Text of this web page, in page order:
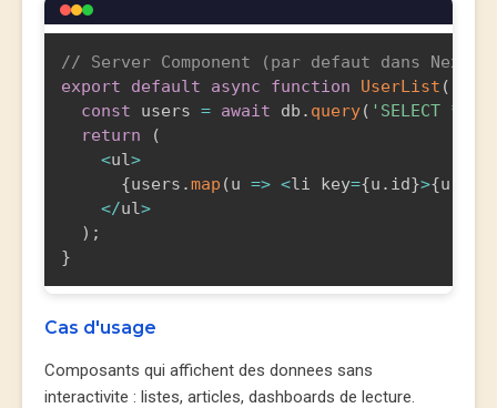
// Server Component (par defaut dans
export
default async function UserList (
const users = await db . query( 'SELECT *
return
(
<ul>
{users .map (u => <li key={u . id}>{u
</ul>
) ;
}
Cas d'usage
Composants qui affichent des donnees sans
interactivite : listes, articles, dashboards de lecture.